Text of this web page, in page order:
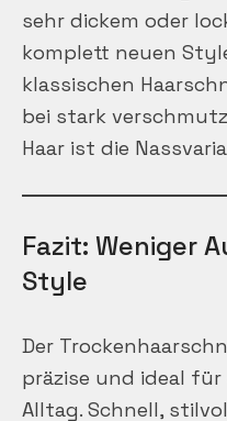
sehr dickem oder
komplett neuen
klassischen
bei stark
Haar ist die
Fazit: Weniger
Style
Der
präzise und ideal
Alltag. Schnell,